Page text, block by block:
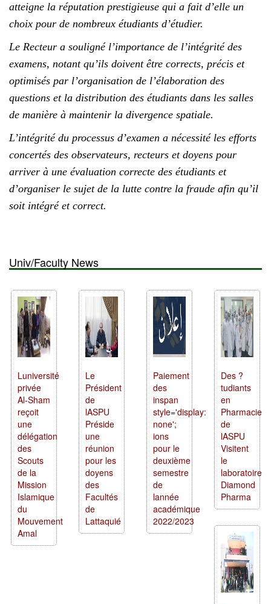
atteigne la réputation prestigieuse qui a fait d’elle un
choix pour de nombreux étudiants d’étudier.
Le Recteur a souligné l’importance de l’intégrité des
examens, notant qu’ils doivent être corrects, précis et
optimisés par l’organisation de l’élaboration des
questions et la distribution des étudiants dans les salles
de manière à maintenir la divergence spatiale.
L’intégrité du processus d’examen a nécessité les efforts
concertés des observateurs, recteurs et doyens pour
arriver à une évaluation correcte des étudiants et
d’organiser le sujet de la lutte contre la fraude afin qu’il
soit intégré et correct.
Univ/Faculty News
Luniversité
privée
Al-Sham
reçoit
une
délégation
des
Scouts
de la
Mission
Islamique
du
Mouvement
Amal
Le
Président
de
lASPU
Préside
une
réunion
pour les
doyens
des
Facultés
de
Lattaquié
Paiement
des
inspan
style='display:
none';
ions
pour le
deuxième
semestre
de
lannée
académique
2022/2023
Des ?
tudiants
en
Pharmacie
de
lASPU
Visitent
le
laboratoire
Diamond
Pharma